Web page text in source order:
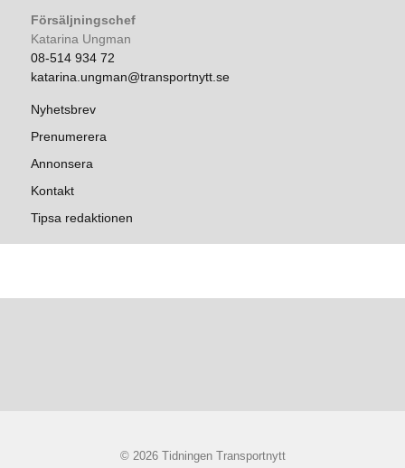
Försäljningschef
Katarina Ungman
08-514 934 72
katarina.ungman@transportnytt.se
Nyhetsbrev
Prenumerera
Annonsera
Kontakt
Tipsa redaktionen
© 2026 Tidningen Transportnytt